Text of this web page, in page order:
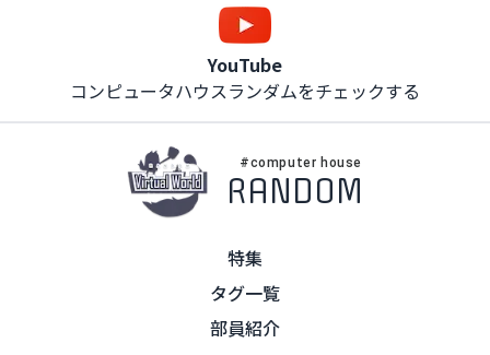
YouTube
コンピュータハウスランダムをチェックする
#computer house
RANDOM
特集
タグ一覧
部員紹介